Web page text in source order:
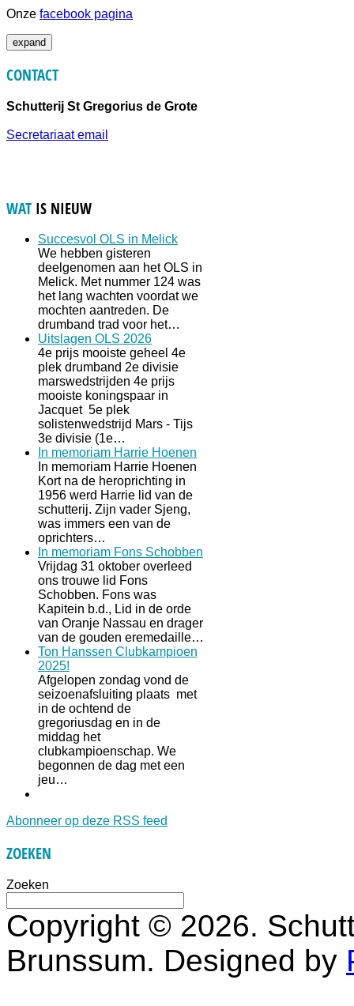
Onze facebook pagina
expand
CONTACT
Schutterij St Gregorius de Grote
Secretariaat email
WAT IS NIEUW
Succesvol OLS in Melick
We hebben gisteren
deelgenomen aan het OLS in
Melick. Met nummer 124 was
het lang wachten voordat we
mochten aantreden. De
drumband trad voor het…
Uitslagen OLS 2026
4e prijs mooiste geheel 4e
plek drumband 2e divisie
marswedstrijden 4e prijs
mooiste koningspaar in
Jacquet 5e plek
solistenwedstrijd Mars - Tijs
3e divisie (1e…
In memoriam Harrie Hoenen
In memoriam Harrie Hoenen
Kort na de heroprichting in
1956 werd Harrie lid van de
schutterij. Zijn vader Sjeng,
was immers een van de
oprichters…
In memoriam Fons Schobben
Vrijdag 31 oktober overleed
ons trouwe lid Fons
Schobben. Fons was
Kapitein b.d., Lid in de orde
van Oranje Nassau en drager
van de gouden eremedaille…
Ton Hanssen Clubkampioen
2025!
Afgelopen zondag vond de
seizoenafsluiting plaats met
in de ochtend de
gregoriusdag en in de
middag het
clubkampioenschap. We
begonnen de dag met een
jeu…
Abonneer op deze RSS feed
ZOEKEN
Zoeken
Copyright © 2026.
Brunssum. Designed by